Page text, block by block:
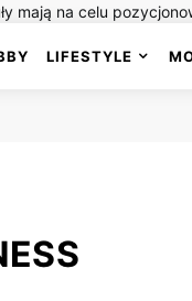
mają na celu
LIFESTYLE